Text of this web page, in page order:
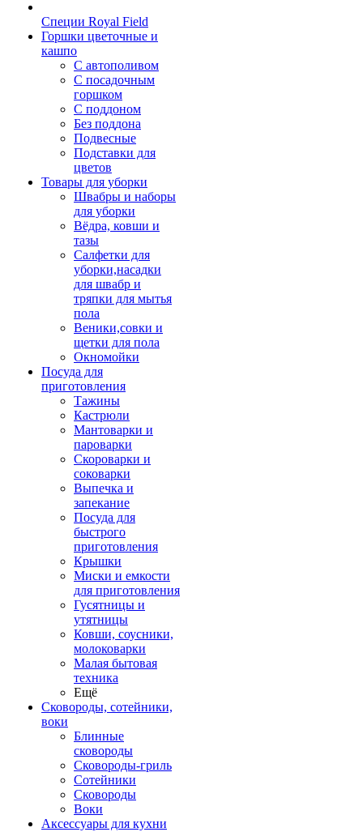
Специи Royal Field
Горшки цветочные и
кашпо
С автополивом
С посадочным
горшком
С поддоном
Без поддона
Подвесные
Подставки для
цветов
Товары для уборки
Швабры и наборы
для уборки
Вёдра, ковши и
тазы
Салфетки для
уборки,насадки
для швабр и
тряпки для мытья
пола
Веники,совки и
щетки для пола
Окномойки
Посуда для
приготовления
Тажины
Кастрюли
Мантоварки и
пароварки
Скороварки и
соковарки
Выпечка и
запекание
Посуда для
быстрого
приготовления
Крышки
Миски и емкости
для приготовления
Гусятницы и
утятницы
Ковши, соусники,
молоковарки
Малая бытовая
техника
Ещё
Сковороды, сотейники,
воки
Блинные
сковороды
Сковороды-гриль
Сотейники
Сковороды
Воки
Аксессуары для кухни